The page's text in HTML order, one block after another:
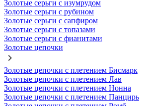
Золотые серьги с изумрудом
Золотые серьги с рубином
Золотые серьги с сапфиром
Золотые серьги с топазами
Золотые серьги с фианитами
Золотые цепочки
Золотые цепочки с плетением Бисмарк
Золотые цепочки с плетением Лав
Золотые цепочки с плетением Нонна
Золотые цепочки с плетением Панцирь